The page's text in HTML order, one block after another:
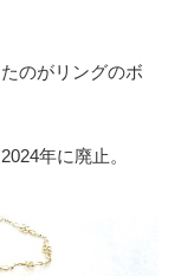
のがリングのボ
年に廃止。